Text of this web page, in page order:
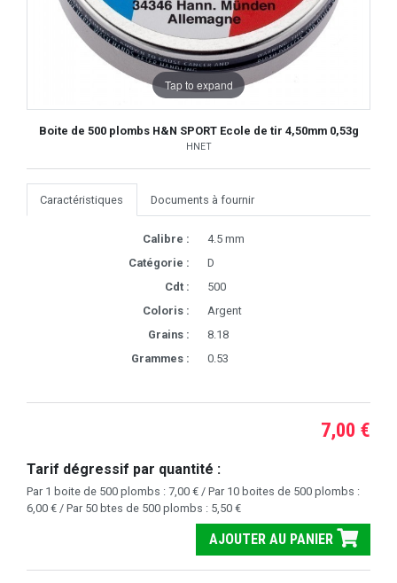
Tap to expand
Boite de 500 plombs H&N SPORT Ecole de tir 4,50mm 0,53g
HNET
Caractéristiques Documents à fournir
Calibre :
4.5 mm
Catégorie :
D
Cdt :
500
Coloris :
Argent
Grains :
8.18
Grammes :
0.53
7,00 €
Tarif dégressif par quantité :
Par 1 boite de 500 plombs : 7,00 € / Par 10 boites de 500 plombs :
6,00 € / Par 50 btes de 500 plombs : 5,50 €
AJOUTER AU PANIER